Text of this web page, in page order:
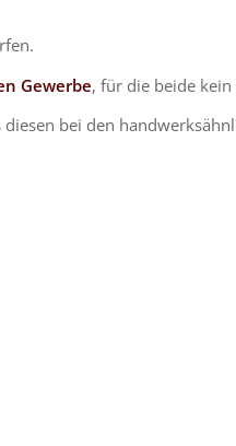
Gewerbe, für die beide
bei den